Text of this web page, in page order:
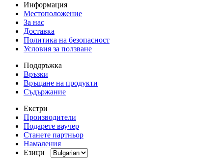
Информация
Местоположение
За нас
Доставка
Политика на безопасност
Условия за ползване
Поддръжка
Връзки
Връщане на продукти
Съдържание
Екстри
Производители
Подарете ваучер
Станете партньор
Намаления
Езици